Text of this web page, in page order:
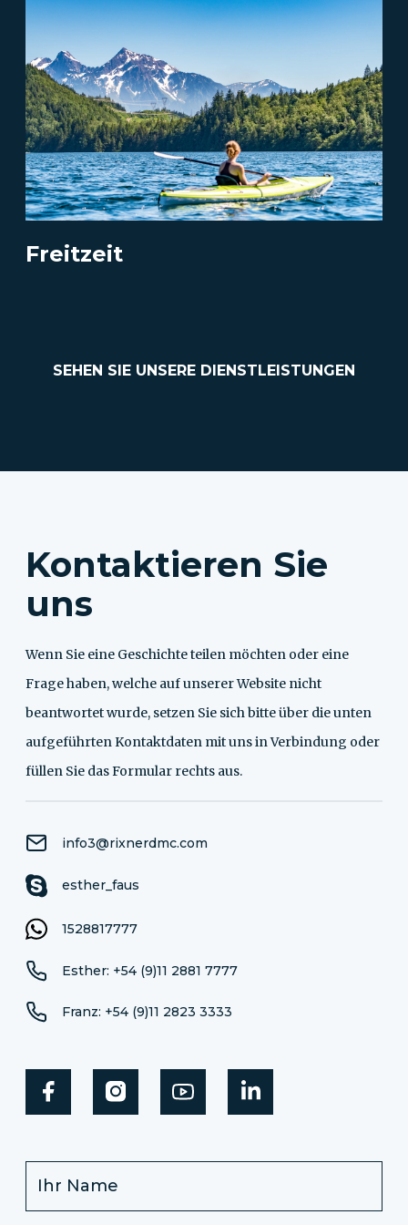
Freitzeit
SEHEN SIE UNSERE DIENSTLEISTUNGEN
Kontaktieren Sie
uns
Wenn Sie eine Geschichte teilen möchten oder eine
Frage haben, welche auf unserer Website nicht
beantwortet wurde, setzen Sie sich bitte über die unten
aufgeführten Kontaktdaten mit uns in Verbindung oder
füllen Sie das Formular rechts aus.
info3@rixnerdmc.com
esther_faus
1528817777
Esther: +54 (9)11 2881 7777
Franz: +54 (9)11 2823 3333